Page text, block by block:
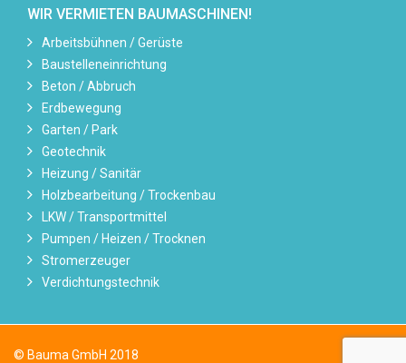
WIR VERMIETEN BAUMASCHINEN!
Arbeitsbühnen / Gerüste
Baustelleneinrichtung
Beton / Abbruch
Erdbewegung
Garten / Park
Geotechnik
Heizung / Sanitär
Holzbearbeitung / Trockenbau
LKW / Transportmittel
Pumpen / Heizen / Trocknen
Stromerzeuger
Verdichtungstechnik
© Bauma GmbH 2018